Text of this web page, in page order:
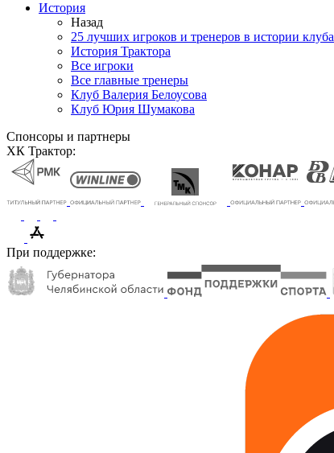
История
Назад
25 лучших игроков и тренеров в истории клуба
История Трактора
Все игроки
Все главные тренеры
Клуб Валерия Белоусова
Клуб Юрия Шумакова
Спонсоры и партнеры
ХК Трактор:
При поддержке: